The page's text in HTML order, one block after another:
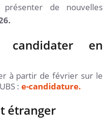
de nouvelles
candidater en
à partir de février sur le
: e-candidature.
étranger